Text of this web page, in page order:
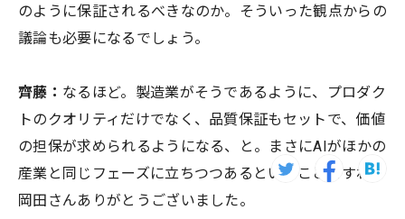
のように保証されるべきなのか。そういった観点からの
議論も必要になるでしょう。
齊藤： なるほど。製造業がそうであるように、プロダク
トのクオリティだけでなく、品質保証もセットで、価値
の担保が求められるようになる、と。まさにAIがほかの
産業と同じフェーズに立ちつつあるということですね。
岡田さんありがとうございました。